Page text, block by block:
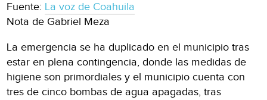
Fuente: La voz de Coahuila
Nota de Gabriel Meza
La emergencia se ha duplicado en el municipio tras
estar en plena contingencia, donde las medidas de
higiene son primordiales y el municipio cuenta con
tres de cinco bombas de agua apagadas, tras